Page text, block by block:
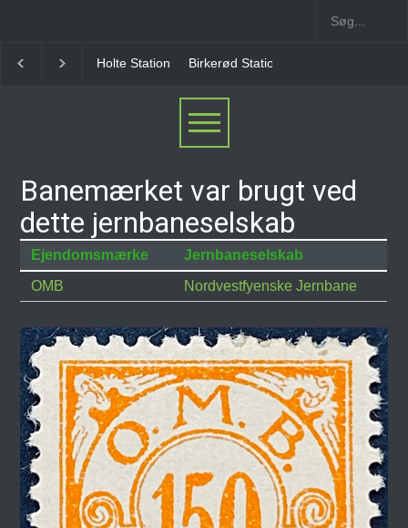
Holte Station Birkerød Station
Banemærket var brugt ved
dette jernbaneselskab
Ejendomsmærke
Jernbaneselskab
OMB
Nordvestfyenske Jernbane